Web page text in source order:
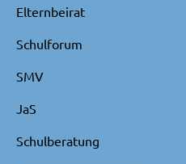
Elternbeirat
Schulforum
SMV
JaS
Schulberatung